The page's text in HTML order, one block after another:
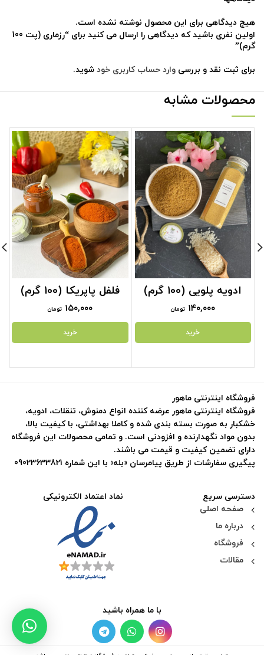
هیچ دیدگاهی برای این محصول نوشته نشده است.
اولین نفری باشید که دیدگاهی را ارسال می کنید برای “رزماری (پت 100
گرم)”
برای ثبت نقد و بررسی وارد حساب کاربری خود شوید.
محصولات مشابه
ادویه پلویی (100 گرم)
۱۴۰,۰۰۰ تومان
خرید
فلفل پاپریکا (100 گرم)
۱۵۰,۰۰۰ تومان
خرید
با ما همراه باشید
نماد اعتماد الکترونیکی
دسترسی سریع
صفحه اصلی
درباره ما
فروشگاه
مقالات
فروشگاه اینترنتی ماهور
فروشگاه اینترنتی ماهور عرضه کننده انواع دمنوش، تنقلات، ادویه،
خشکبار به صورت بسته بندی شده و کاملا بهداشتی، با کیفیت بالا،
بدون مواد نگهدارنده و افزودنی است. و تمامی محصولات این فروشگاه
دارای تضمین کیفیت و قیمت می باشند.
پیگیری سفارشات از طریق پیامرسان «بله» با این شماره 09023633821